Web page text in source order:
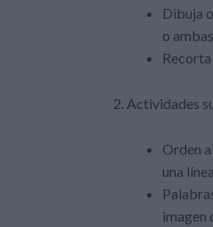
Dibuja
o
Actividades
Orden
una
imagen